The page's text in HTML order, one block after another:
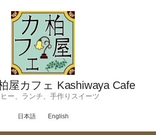
屋カフェ Kashiwaya Cafe
ー、ランチ、手作りスイーツ
日本語 English